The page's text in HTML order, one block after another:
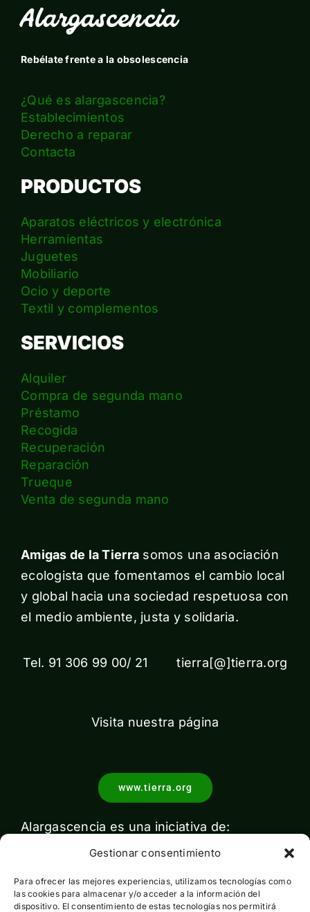
Gestionar consentimiento
Para ofrecer las mejores experiencias, utilizamos tecnologías como
las cookies para almacenar y/o acceder a la información del
dispositivo. El consentimiento de estas tecnologías nos permitirá
Alargascencia
Rebélate frente a la obsolescencia
¿Qué es alargascencia?
Establecimientos
Derecho a reparar
Contacta
PRODUCTOS
Aparatos eléctricos y electrónica
Herramientas
Juguetes
Mobiliario
Ocio y deporte
Textil y complementos
SERVICIOS
Alquiler
Compra de segunda mano
Préstamo
Recogida
Recuperación
Reparación
Trueque
Venta de segunda mano
Amigas de la Tierra somos una asociación
ecologista que fomentamos el cambio local
y global hacia una sociedad respetuosa con
el medio ambiente, justa y solidaria.
Tel. 91 306 99 00/ 21 tierra[@]tierra.org
Visita nuestra página
www.tierra.org
Alargascencia es una iniciativa de: